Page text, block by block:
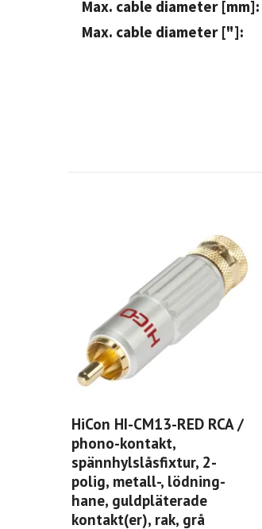
Max. cable diameter [mm]:
Max. cable diameter ["]:
HiCon HI-CM13-RED RCA /
phono-kontakt,
spännhylslåsfixtur, 2-
polig, metall-, lödning-
hane, guldpläterade
kontakt(er), rak, grå